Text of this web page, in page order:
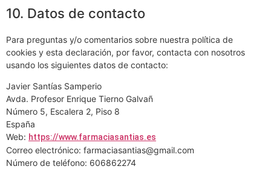
10. Datos de contacto
Para preguntas y/o comentarios sobre nuestra política de
cookies y esta declaración, por favor, contacta con nosotros
usando los siguientes datos de contacto:
Javier Santías Samperio
Avda. Profesor Enrique Tierno Galvañ
Número 5, Escalera 2, Piso 8
España
Web: https://www.farmaciasantias.es
Correo electrónico: farmaciasantias@gmail.com
Número de teléfono: 606862274